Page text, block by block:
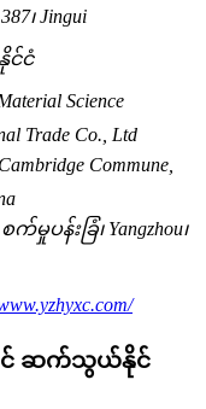
၊ Jingui
င်ငံ
Science
Trade Co., Ltd
Commune,
က်မှုပန်းခြံ၊ Yangzhou၊
ဆက်သွယ်နိုင်